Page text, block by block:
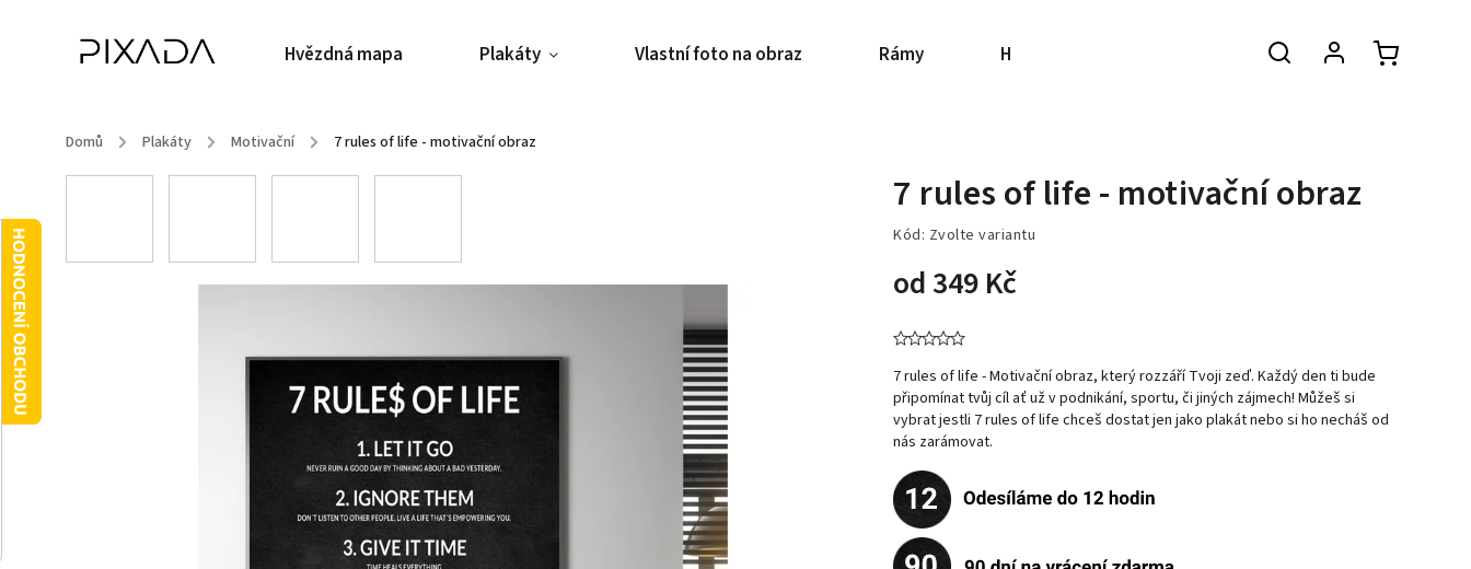
Hvězdná mapa Plakáty Vlastní foto na obraz Rámy Hodnocení obchodu Kontakty Doprava
Domů / Plakáty / Motivační / 7 rules of life - motivační obraz
7 rules of life - motivační obraz
Kód: Zvolte variantu
od349 Kč
7 rules of life -Motivační obraz, který rozzáří Tvoji zeď. Každý den ti bude
připomínat tvůj cíl ať už v podnikání, sportu, či jiných zájmech! Můžeš si
vybrat jestli 7 rules of life chceš dostat jen jako plakát nebo si ho necháš od
nás zarámovat.